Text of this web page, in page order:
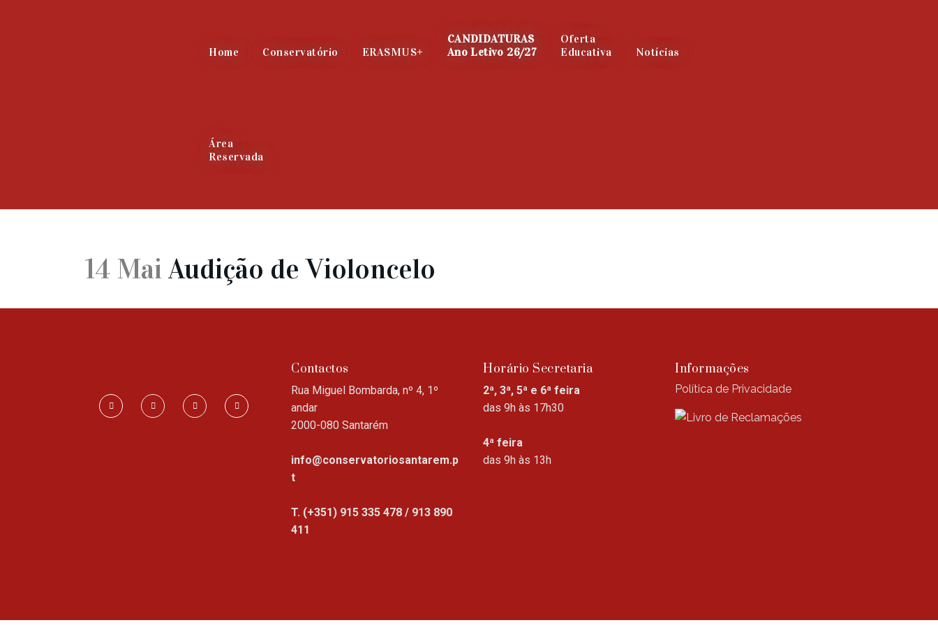
Home Conservatório ERASMUS+
CANDIDATURAS
Ano Letivo 26/27
Oferta
Educativa
Notícias
Área
Reservada
14 MaiAudição de Violoncelo
Contactos
Rua Miguel Bombarda, nº 4, 1º
andar
2000-080 Santarém
info@conservatoriosantarem.p
t
T. (+351) 915 335 478 / 913 890
411
Horário Secretaria
2ª, 3ª, 5ª e 6ª feira
das 9h às 17h30
4ª feira
das 9h às 13h
Informações
Política de Privacidade